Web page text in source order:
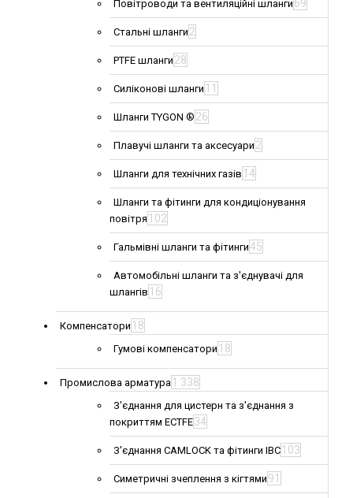
Повітроводи та вентиляційні шланги 69
Стальні шланги 2
PTFE шланги 28
Силіконові шланги 11
Шланги TYGON ® 26
Плавучі шланги та аксесуари 2
Шланги для технічних газів 14
Шланги та фітинги для кондиціонування
повітря 102
Гальмівні шланги та фітинги45
Автомобільні шланги та з'єднувачі для
шлангів 16
Компенсатори 18
Гумові компенсатори 18
Промислова арматура 1 338
З'єднання для цистерн та з'єднання з
покриттям ECTFE34
З'єднання CAMLOCK та фітинги IBC 103
Симетричні зчеплення з кігтями 91